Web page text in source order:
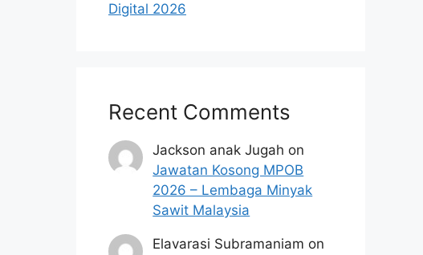
Digital 2026
Recent Comments
Jackson anak Jugah on
Jawatan Kosong MPOB
2026 – Lembaga Minyak
Sawit Malaysia
Elavarasi Subramaniam on